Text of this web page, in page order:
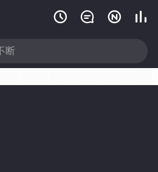
   